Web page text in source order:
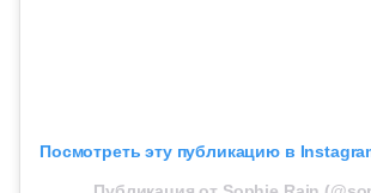
Посмотреть эту публикацию в